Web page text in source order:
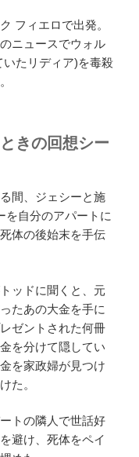
フィエロで出発。
ニュースでウォル
たリディア)を毒殺
きの回想シー
間、ジェシーと施
を自分のアパートに
体の後始末を手伝
ッドに聞くと、元
たあの大金を手に
ゼントされた何冊
を分けて隠してい
を家政婦が見つけ
た。
トの隣人で世話好
避け、死体をペイ